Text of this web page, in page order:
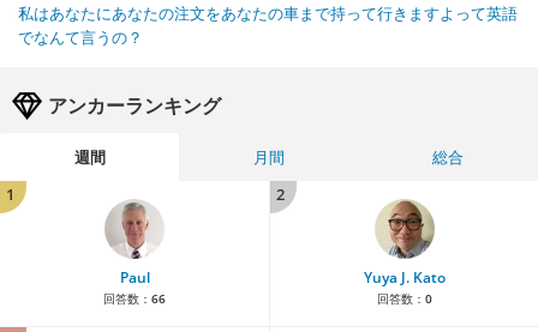
私はあなたにあなたの注文をあなたの車まで持って行きますよって英語
でなんて言うの？
アンカーランキング
週間 月間
総合
1
Paul
回答数： 66
2
Yuya J. Kato
回答数： 0